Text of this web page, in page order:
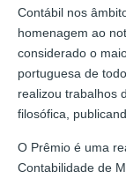
Contábil nos
homenagem ao
considerado o
portuguesa de
realizou trabalhos
filosófica,
O Prêmio é uma
Contabilidade de